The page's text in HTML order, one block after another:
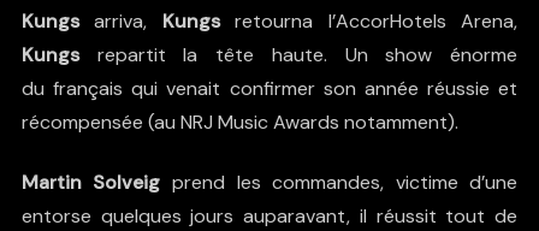
Kungsarriva, Kungsretourna l’AccorHotels Arena,
Kungsrepartit la tête haute. Un show énorme
du français qui venait confirmer son année réussie et
récompensée (au NRJ Music Awards notamment).
Martin Solveig prend les commandes, victime d’une
entorse quelques jours auparavant, il réussit tout de